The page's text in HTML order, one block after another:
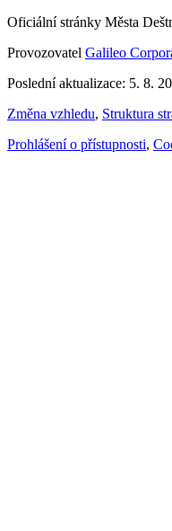
Oficiální stránky Města
Provozovatel Galileo
Poslední aktualizace: 5. 8.
Změna vzhledu, Struktura
Prohlášení o přístupnosti,